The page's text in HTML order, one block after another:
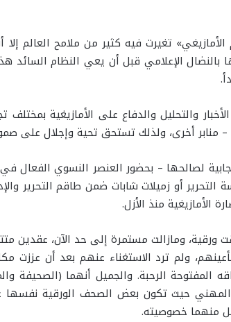
تغيرت فيه كثير من ملامح العالم
الإعلامي قبل أن يعي النظام السائد
والتحليل والدفاع على الأمازيغية
منابر أخرى، ولذلك تستحق تحية وإجلال على
لصالحها – بحضور العنصر النسوي الفعال في
التحرير أو زميلات شابات ضمن طاقم التحرير
الأمازيغية منذ الأزل.
ومازالت مستمرة إلى حد الآن، عقدين
ولم ترد الاستغناء عنهم بعد أن عززت
المفتوحة الرحبة. والجميل أنهما (الصحيفة
حيث تكون بعض الصحف الورقية نفسها
منهما خصوصيته.